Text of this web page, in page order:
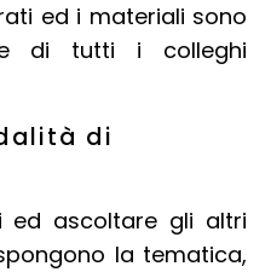
ed i materiali sono
di tutti i colleghi
di
ed ascoltare gli altri
la tematica,